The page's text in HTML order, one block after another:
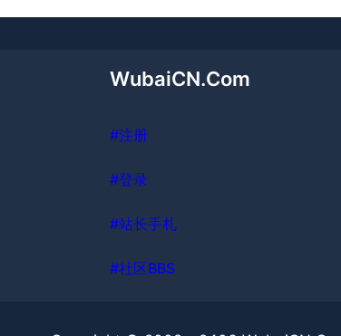
WubaiCN.Com
#注册
#登录
#站长手札
#社区BBS